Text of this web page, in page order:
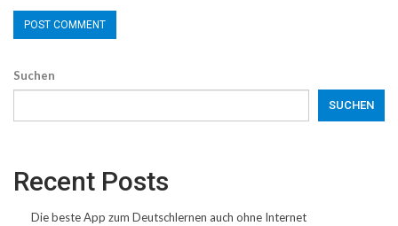
Suchen
SUCHEN
Recent Posts
Die beste App zum Deutschlernen auch ohne Internet